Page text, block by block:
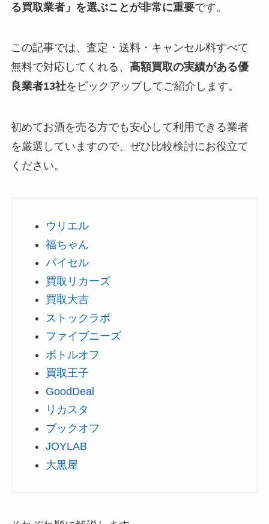
る買取業者」を選ぶことが非常に重要です。
この記事では、査定・送料・キャンセル料すべて
無料で対応してくれる、 高額買取の実績がある優
良業者13社をピックアップしてご紹介します。
初めてお酒を売る方でも安心して利用できる業者
を厳選していますので、ぜひ比較検討にお役立て
ください。
ウリエル
福ちゃん
バイセル
買取リカーズ
買取大吉
ストックラボ
ファイブニーズ
ボトルオフ
買取王子
GoodDeal
リカスタ
ブックオフ
JOYLAB
大黒屋